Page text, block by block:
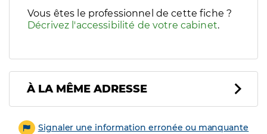
Vous êtes le professionnel de cette fiche ?
Décrivez l'accessibilité de votre cabinet.
À LA MÊME ADRESSE
Signaler une information erronée ou manquante